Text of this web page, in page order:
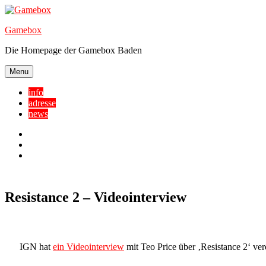
Skip
content
Gamebox
Die Homepage der Gamebox Baden
Menu
info
adresse
news
Resistance 2 – Videointerview
IGN hat ein Videointerview mit Teo Price über ‚Resistance 2‘